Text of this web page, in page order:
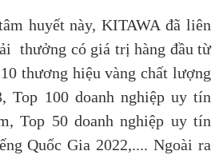
huyết này, KITAWA đã liên
thưởng có giá trị hàng đầu từ
thương hiệu vàng chất lượng
Top 100 doanh nghiệp uy tín
Top 50 doanh nghiệp uy tín
Quốc Gia 2022,.... Ngoài ra